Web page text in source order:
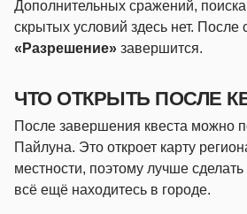
Дополнительных сражений,
скрытых условий здесь нет. После
«Разрешение» завершится.
ЧТО ОТКРЫТЬ ПОСЛЕ
После завершения квеста можно
Пайлуна. Это откроет карту
местности, поэтому лучше сделать
всё ещё находитесь в городе.